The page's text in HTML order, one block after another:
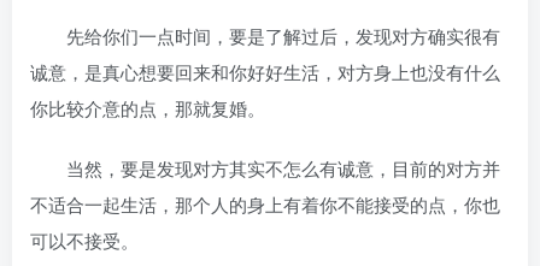
先给你们一点时间，要是了解过后，发现对方确实很有
诚意，是真心想要回来和你好好生活，对方身上也没有什么
你比较介意的点，那就复婚。
当然，要是发现对方其实不怎么有诚意，目前的对方并
不适合一起生活，那个人的身上有着你不能接受的点，你也
可以不接受。